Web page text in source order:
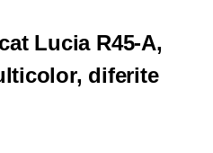
Lucia R45-A,
diferite